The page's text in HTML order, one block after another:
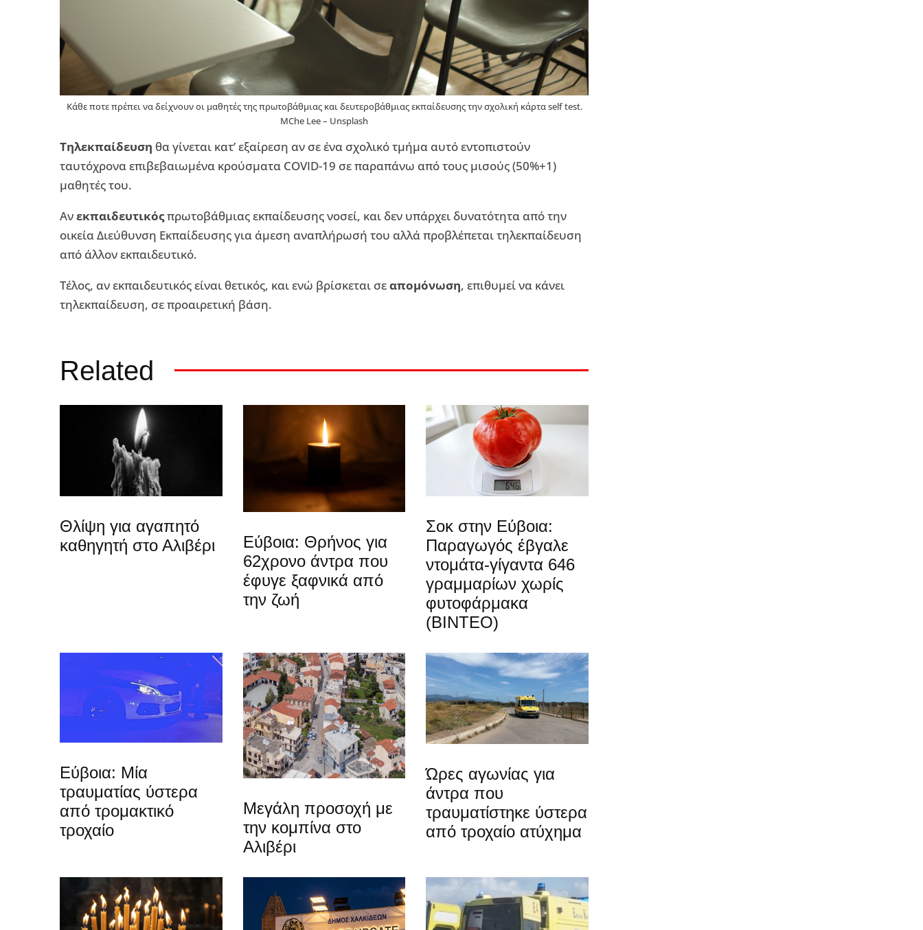
Κάθε ποτε πρέπει να δείχνουν οι μαθητές της πρωτοβάθμιας και δευτεροβάθμιας εκπαίδευσης την σχολική κάρτα self test.
MChe Lee – Unsplash
Τηλεκπαίδευση θα γίνεται κατ’ εξαίρεση αν σε ένα σχολικό τμήμα αυτό εντοπιστούν
ταυτόχρονα επιβεβαιωμένα κρούσματα COVID-19 σε παραπάνω από τους μισούς (50%+1)
μαθητές του.
Ανεκπαιδευτικόςπρωτοβάθμιας εκπαίδευσης νοσεί, και δεν υπάρχει δυνατότητα από την
οικεία Διεύθυνση Εκπαίδευσης για άμεση αναπλήρωσή του αλλά προβλέπεται τηλεκπαίδευση
από άλλον εκπαιδευτικό.
Τέλος, αν εκπαιδευτικός είναι θετικός, και ενώ βρίσκεται σεαπομόνωση, επιθυμεί να κάνει
τηλεκπαίδευση, σε προαιρετική βάση.
Related
Θλίψη για αγαπητό
καθηγητή στο Αλιβέρι
Εύβοια: Θρήνος για
62χρονο άντρα που
έφυγε ξαφνικά από
την ζωή
Σοκ στην Εύβοια:
Παραγωγός έβγαλε
ντομάτα-γίγαντα 646
γραμμαρίων χωρίς
φυτοφάρμακα
(ΒΙΝΤΕΟ)
Εύβοια: Μία
τραυματίας ύστερα
από τρομακτικό
τροχαίο
Μεγάλη προσοχή με
την κομπίνα στο
Αλιβέρι
Ώρες αγωνίας για
άντρα που
τραυματίστηκε ύστερα
από τροχαίο ατύχημα